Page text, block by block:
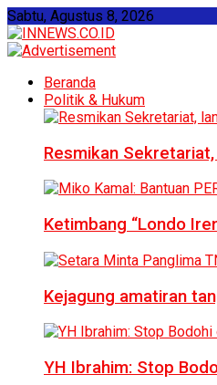
Sabtu, Agustus 8, 2026
Beranda
Politik & Hukum
Resmikan
Ketimbang “Londo
Kejagung amatiran
YH Ibrahim: Stop